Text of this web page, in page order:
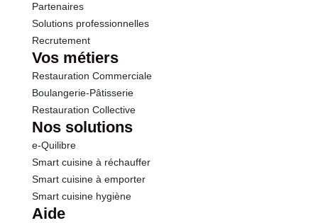
Partenaires
Solutions professionnelles
Recrutement
Vos métiers
Restauration Commerciale
Boulangerie-Pâtisserie
Restauration Collective
Nos solutions
e-Quilibre
Smart cuisine à réchauffer
Smart cuisine à emporter
Smart cuisine hygiène
Aide